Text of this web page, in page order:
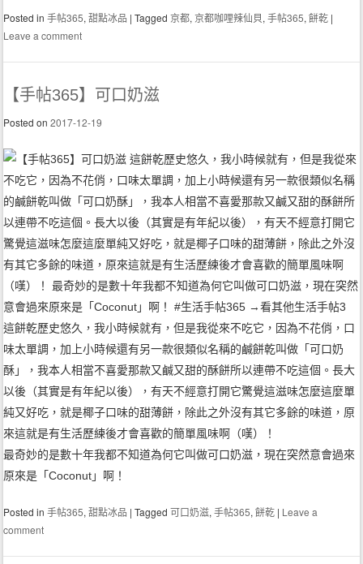
Posted in手帖365,甜點冰品 |Tagged京都,京都咖哩辣仙貝,手帖365,餅乾 |
Leave a comment
【手帖365】可口奶滋
Posted on2017-12-19
這餅乾歷史悠久，我小時候就有，但是我從來不吃它，因為不花俏，口
味太單調，加上小時候還有另一款很類似名稱的鹹餅乾叫做「可口奶
酥」，我本人相當不喜愛那款又鹹又甜的酥餅所以連帶不吃這個。長大
以後（其實是有年紀以後），有天不經意打開它驚覺這滋味怎麼這麼單
純又好吃，就是椰子口味的甜薄餅，除此之外沒有其它多餘的味道，原
來這就是有生活歷練後才會喜歡的簡單風味啊（嘆）！
最奇妙的是數十年我都不知道為何它叫做可口奶滋，現在突然意會過來
原來是「Coconut」啊！
Posted in手帖365,甜點冰品 |Tagged可口奶滋,手帖365,餅乾 | Leave a
comment